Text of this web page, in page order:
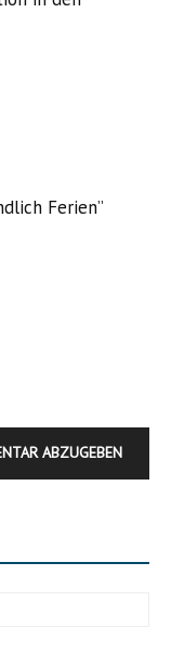
Ferien”
ABZUGEBEN